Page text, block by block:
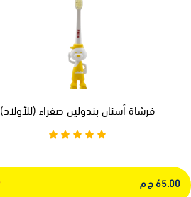
فرشاة أسنان بندولين صفراء (للأولاد)
65.00 ج م